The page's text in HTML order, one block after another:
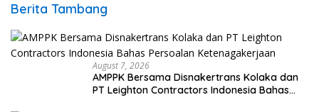
Berita Tambang
August 7, 2026
AMPPK Bersama Disnakertrans Kolaka dan
PT Leighton Contractors Indonesia Bahas